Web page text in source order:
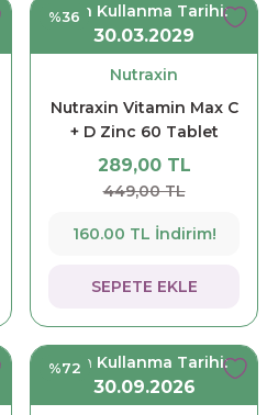
%36Son Kullanma Tarihi:
30.03.2029
Nutraxin
Nutraxin Vitamin Max C
+ D Zinc 60 Tablet
289,00 TL
449,00 TL
160.00 TL İndirim!
SEPETE EKLE
%72Son Kullanma Tarihi:
30.09.2026